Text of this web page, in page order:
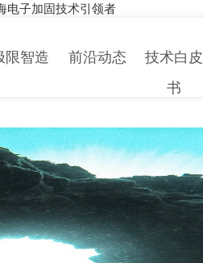
电子加固技术引领者
限智造 前沿动态
技术白皮
书